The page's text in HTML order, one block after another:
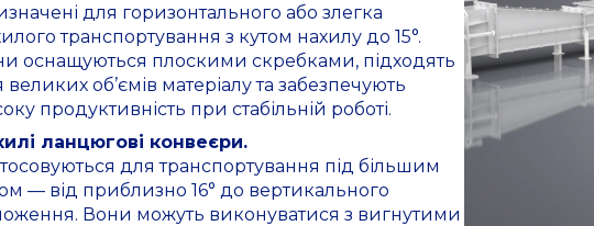
для горизонтального або злегка
транспортування з кутом нахилу до 15°.
оснащуються плоскими скребками, підходять
великих об’ємів матеріалу та забезпечують
продуктивність при стабільній роботі.
ланцюгові конвеєри.
для транспортування під більшим
— від приблизно 16° до вертикального
Вони можуть виконуватися з вигнутими